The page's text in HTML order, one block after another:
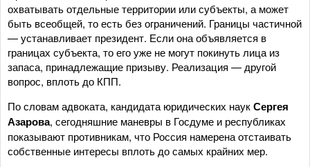
охватывать отдельные территории или субъекты, а может
быть всеобщей, то есть без ограничений. Границы частичной
— устанавливает президент. Если она объявляется в
границах субъекта, то его уже не могут покинуть лица из
запаса, принадлежащие призыву. Реализация — другой
вопрос, вплоть до КПП.
По словам адвоката, кандидата юридических наукСергея
Азарова, сегодняшние маневры в Госдуме и республиках
показывают противникам, что Россия намерена отстаивать
собственные интересы вплоть до самых крайних мер.